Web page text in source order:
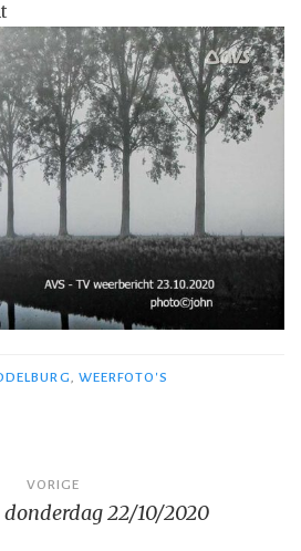
, WEERFOTO'S
VORIGE
22/10/2020